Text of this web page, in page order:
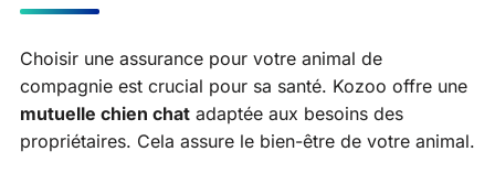
Choisir une assurance pour votre animal de
compagnie est crucial pour sa santé. Kozoo offre une
mutuelle chien chat adaptée aux besoins des
propriétaires. Cela assure le bien-être de votre animal.